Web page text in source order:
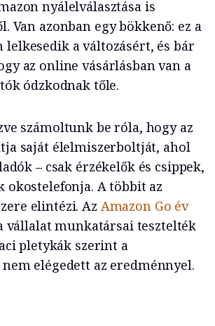
nyálelválasztása is
Van azonban egy bökkenő: ez a
lelkesedik a változásért, és bár
az online vásárlásban van a
ódzkodnak tőle.
számoltunk be róla, hogy az
saját élelmiszerboltját, ahol
– csak érzékelők és csippek,
okostelefonja. A többit az
elintézi. Az Amazon Go év
vállalat munkatársai tesztelték
pletykák szerint a
elégedett az eredménnyel.